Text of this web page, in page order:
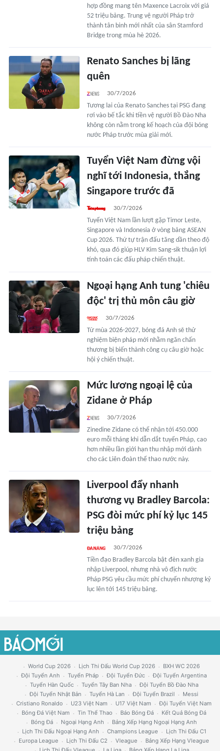
hợp đồng mang tên Maxence Lacroix với giá
52 triệu bảng. Trung vệ người Pháp trở
thành tân binh mới nhất của sân Stamford
Bridge trong mùa hè 2026.
Renato Sanches bị lãng
quên
30/7/2026
Tương lai của Renato Sanches tại PSG đang
rơi vào bế tắc khi tiền vệ người Bồ Đào Nha
không còn nằm trong kế hoạch của đội bóng
nước Pháp trước mùa giải mới.
Tuyển Việt Nam đừng vội
nghĩ tới Indonesia, thắng
Singapore trước đã
30/7/2026
Tuyển Việt Nam lần lượt gặp Timor Leste,
Singapore và Indonesia ở vòng bảng ASEAN
Cup 2026. Thứ tự trận đấu tăng dần theo độ
khó, qua đó giúp HLV Kim Sang-sik thuận lợi
tính toán các đấu pháp chiến thuật.
Ngoại hạng Anh tung 'chiêu
độc' trị thủ môn câu giờ
30/7/2026
Từ mùa 2026-2027, bóng đá Anh sẽ thử
nghiệm biện pháp mới nhằm ngăn chấn
thương bị biến thành công cụ câu giờ hoặc
hội ý chiến thuật.
Mức lương ngoại lệ của
Zidane ở Pháp
30/7/2026
Zinedine Zidane có thể nhận tới 450.000
euro mỗi tháng khi dẫn dắt tuyển Pháp, cao
hơn nhiều lần giới hạn thu nhập mới dành
cho các Liên đoàn thể thao nước này.
Liverpool đẩy nhanh
thương vụ Bradley Barcola:
PSG đòi mức phí kỷ lục 145
triệu bảng
30/7/2026
Tiền đạo Bradley Barcola bật đèn xanh gia
nhập Liverpool, nhưng nhà vô địch nước
Pháp PSG yêu cầu mức phí chuyển nhượng kỷ
lục lên tới 145 triệu bảng.
World Cup 2026 Lịch Thi Đấu World Cup 2026
BXH WC 2026
Đội Tuyển Anh
Tuyển Pháp Đội Tuyển Đức
Đội Tuyển Argentina
Tuyển Hàn Quốc
Tuyển Tây Ban Nha
Đội Tuyển Bồ Đào Nha
Đội Tuyển Nhật Bản
Tuyển Hà Lan Đội Tuyển Brazil
Messi
Cristiano Ronaldo
U23 Việt Nam U17 Việt Nam
Đội Tuyển Việt Nam
Bóng Đá Việt Nam
Tin Thể Thao Báo Bóng Đá
Kết Quả Bóng Đá
Bóng Đá
Ngoại Hạng Anh
Bảng Xếp Hạng Ngoại Hạng Anh
Lịch Thi Đấu Ngoại Hạng Anh
Champions League
Lịch Thi Đấu C1
Europa League
Lịch Thi Đấu C2 Vleague
Bảng Xếp Hạng Vleague